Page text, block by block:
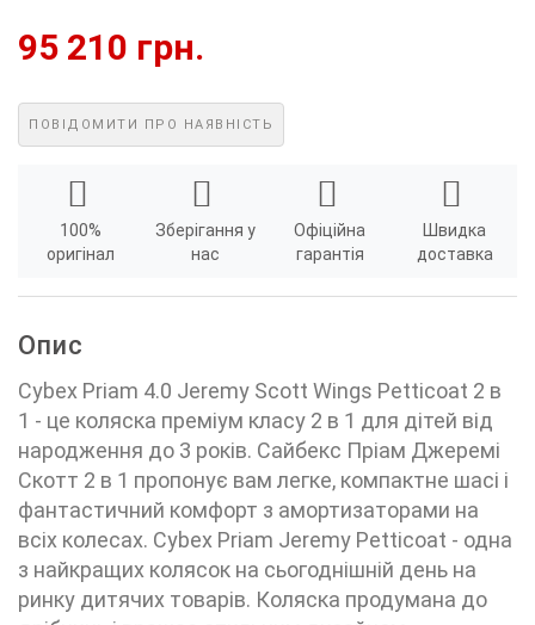
95 210 грн.
ПОВІДОМИТИ ПРО НАЯВНІСТЬ
100%
оригінал
Зберігання у
нас
Офіційна
гарантія
Швидка
доставка
Опис
Cybex Priam 4.0 Jeremy Scott Wings Petticoat 2 в
1 - це коляска преміум класу 2 в 1 для дітей від
народження до 3 років. Сайбекс Пріам Джеремі
Скотт 2 в 1 пропонує вам легке, компактне шасі і
фантастичний комфорт з амортизаторами на
всіх колесах. Cybex Priam Jeremy Petticoat - одна
з найкращих колясок на сьогоднішній день на
ринку дитячих товарів. Коляска продумана до